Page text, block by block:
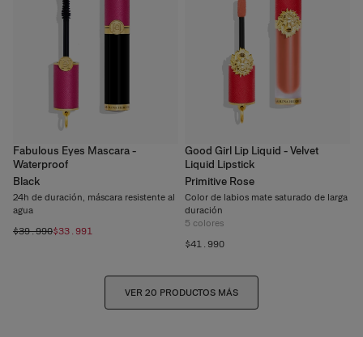
Fabulous Eyes Mascara -
Waterproof
Black
24h de duración, máscara resistente al
agua
$39.990$33.991
Good Girl Lip Liquid - Velvet
Liquid Lipstick
Primitive Rose
Color de labios mate saturado de larga
duración
5 colores
$41.990
VER 20 PRODUCTOS MÁS